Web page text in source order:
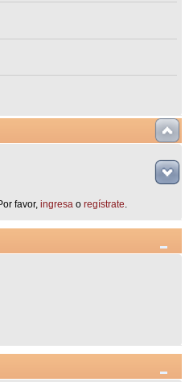
favor, ingresao regístrate.